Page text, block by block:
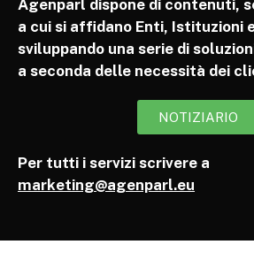
Agenparl dispone di contenuti,
a cui si affidano Enti, Istituzioni
sviluppando una serie di
a seconda delle necessità dei
NOTIZIARIO
Per tutti i servizi scrivere a
marketing@agenparl.eu